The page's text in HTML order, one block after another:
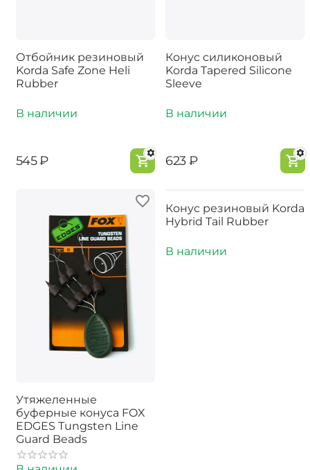
Отбойник резиновый
Korda Safe Zone Heli
Rubber
В наличии
‍545‍₽
Конус силиконовый
Korda Tapered Silicone
Sleeve
В наличии
‍623‍₽
Утяжеленные
буферные конуса FOX
EDGES Tungsten Line
Guard Beads
Конус резиновый Korda
Hybrid Tail Rubber
В наличии